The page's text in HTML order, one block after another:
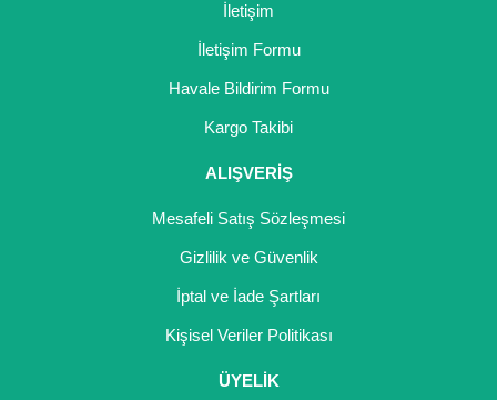
İletişim
İletişim Formu
Havale Bildirim Formu
Kargo Takibi
ALIŞVERİŞ
Mesafeli Satış Sözleşmesi
Gizlilik ve Güvenlik
İptal ve İade Şartları
Kişisel Veriler Politikası
ÜYELİK